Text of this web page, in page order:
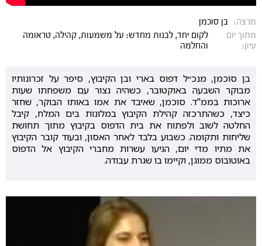
מרצה: בן סוכמן
מתוך יום
עיון:
לקום יחד, לבנות מחדש: על משמעות, קהילה, טראומה
והחלמה
בן סוכמן, מנכ״ל דפוס בארי ובן הקיבוץ, סיפר על זכרונותיו
מבוקר השבעה באוקטובר, כשהיה נצור עם משפחתו שעות
ארוכות בממ"ד. סוכמן, שאיבד את אמו באותו הבוקר, שחזר
כיצד, כשהתרכזה קהילת הקיבוץ במלונות בים המלח, קיבל
החלטה לשוב ולפתוח את בית הדפוס בקיבוץ מתוך תחושת
שליחות ותקומה. כשבוע בלבד לאחר האסון, ובעוד קובר הקיבוץ
את מתיו מדי יום, הגיעו עשרות מחברי הקיבוץ אל הדפוס
באוטובוס ממוגן, וקיימו בו שגרת עבודה.